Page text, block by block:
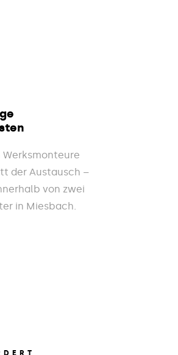
der Austausch –
von zwei
in Miesbach.